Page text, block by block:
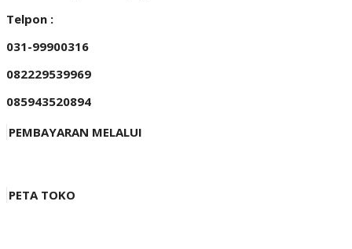
Telpon :
031-99900316
082229539969
085943520894
PEMBAYARAN MELALUI
PETA TOKO